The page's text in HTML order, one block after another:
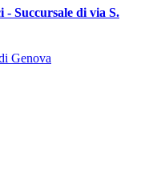
Succursale di via S.
Genova